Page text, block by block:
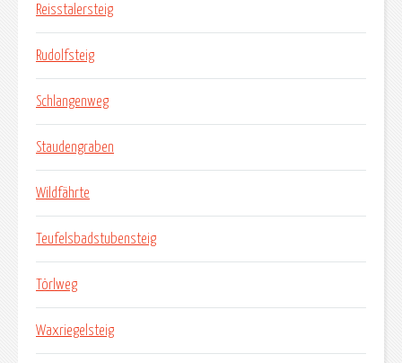
Reisstalersteig
Rudolfsteig
Schlangenweg
Staudengraben
Wildfährte
Teufelsbadstubensteig
Törlweg
Waxriegelsteig